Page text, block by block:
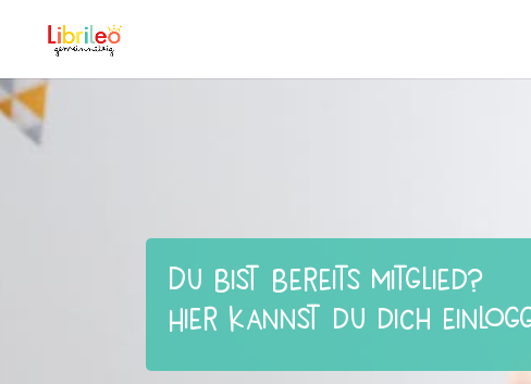
Du bist bereits Mitglied?
Hier kannst du dich